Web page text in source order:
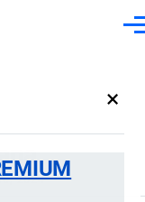
×
2024